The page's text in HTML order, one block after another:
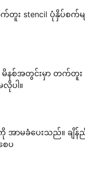
း stencil ပုံနှိပ်စက်မ
မိနစ်အတွင်းမှာ တက်တူး
ပါ။
ကို အာမခံပေးသည်။ ချိန်
ေပ